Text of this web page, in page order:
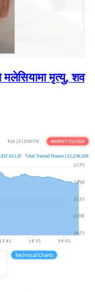
मलेसियामा मृत्यु, शव